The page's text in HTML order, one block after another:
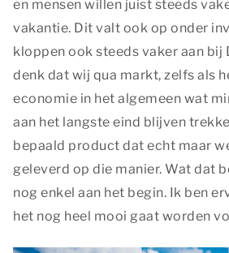
en mensen willen juist steeds
vakantie. Dit valt ook op onder
kloppen ook steeds vaker aan bij
denk dat wij qua markt, zelfs als
economie in het algemeen wat
aan het langste eind blijven
bepaald product dat echt maar
geleverd op die manier. Wat dat
nog enkel aan het begin. Ik ben
het nog heel mooi gaat worden